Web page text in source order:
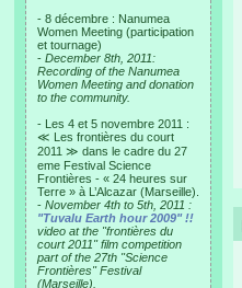
- 8 décembre : Nanumea
Women Meeting (participation
et tournage)
- December 8th, 2011:
Recording of the Nanumea
Women Meeting and donation
to the community.
- Les 4 et 5 novembre 2011 :
≪ Les frontières du court
2011 ≫ dans le cadre du 27
eme Festival Science
Frontières - « 24 heures sur
Terre » à L’Alcazar (Marseille).
- November 4th to 5th, 2011 :
"Tuvalu Earth hour 2009" !!
video at the "frontières du
court 2011" film competition
part of the 27th "Science
Frontières" Festival
(Marseille).